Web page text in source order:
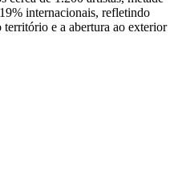
internacionais, refletindo
e a abertura ao exterior